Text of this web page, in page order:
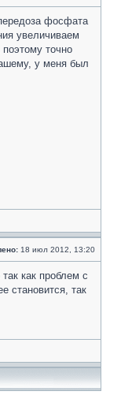
фосфата
увеличиваем
точно
у меня был
18 июл 2012, 13:20
как проблем с
становится, так